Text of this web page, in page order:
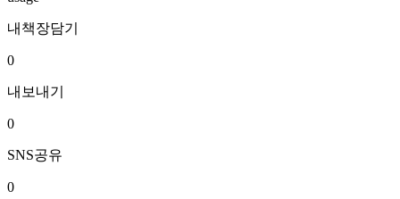
내책장담기
0
내보내기
0
SNS공유
0